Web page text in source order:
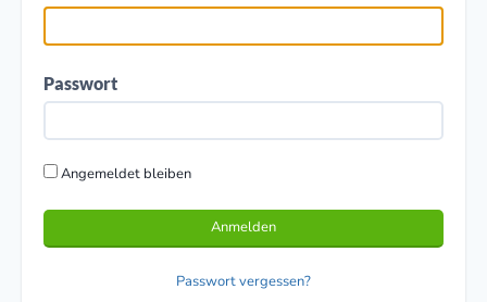
Passwort
Angemeldet bleiben
Anmelden
Passwort vergessen?